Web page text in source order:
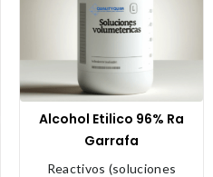
Alcohol Etilico 96% Ra
Garrafa
Reactivos (soluciones